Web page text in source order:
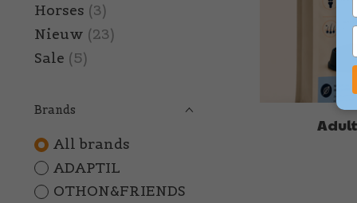
Horses (3)
Nieuw (23)
Sale (5)
Brands
All brands
ADAPTIL
OTHON&FRIENDS